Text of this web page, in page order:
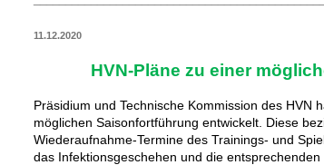
11.12.2020
HVN-Pläne zu einer
Präsidium und Technische Kommission des HVN
möglichen Saisonfortführung entwickelt. Diese
Wiederaufnahme-Termine des Trainings- und
das Infektionsgeschehen und die